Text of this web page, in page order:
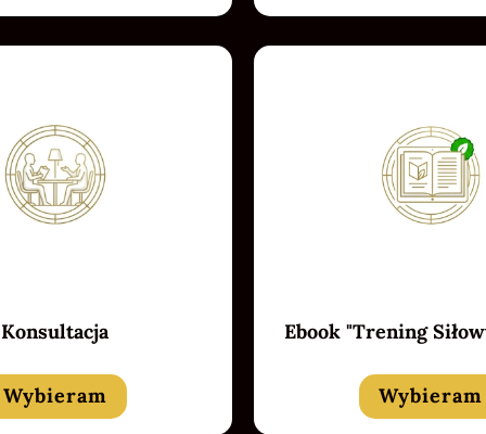
Konsultacja
Wybieram
Ebook "Trening
Wybieram